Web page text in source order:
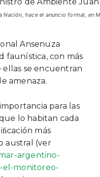
hace el anuncio formal, en
Ansenuza
faunística, con más
ellas se encuentran
amenaza.
para las
lo habitan cada
más
austral (ver
argentino-
el-monitoreo-